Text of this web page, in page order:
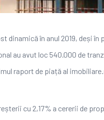
dinamică în anul 2019, deși
au avut loc 540.000 de
raport de piață al
cu 2,17% a cererii de